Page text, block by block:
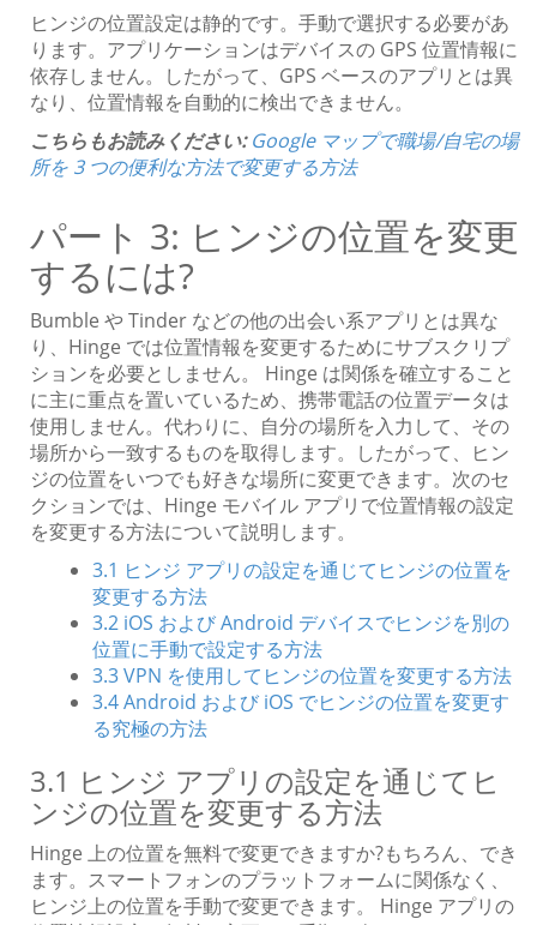
ヒンジの位置設定は静的です。手動で選択する必要があ
ります。アプリケーションはデバイスの GPS 位置情報に
依存しません。したがって、GPS ベースのアプリとは異
なり、位置情報を自動的に検出できません。
こちらもお読みください: Google マップで職場/自宅の場
所を 3 つの便利な方法で変更する方法
パート 3: ヒンジの位置を変更
するには?
Bumble や Tinder などの他の出会い系アプリとは異な
り、Hinge では位置情報を変更するためにサブスクリプ
ションを必要としません。 Hinge は関係を確立すること
に主に重点を置いているため、携帯電話の位置データは
使用しません。代わりに、自分の場所を入力して、その
場所から一致するものを取得します。したがって、ヒン
ジの位置をいつでも好きな場所に変更できます。次のセ
クションでは、Hinge モバイル アプリで位置情報の設定
を変更する方法について説明します。
3.1 ヒンジ アプリの設定を通じてヒンジの位置を
変更する方法
3.2 iOS および Android デバイスでヒンジを別の
位置に手動で設定する方法
3.3 VPN を使用してヒンジの位置を変更する方法
3.4 Android および iOS でヒンジの位置を変更す
る究極の方法
3.1 ヒンジ アプリの設定を通じてヒ
ンジの位置を変更する方法
Hinge 上の位置を無料で変更できますか?もちろん、でき
ます。スマートフォンのプラットフォームに関係なく、
ヒンジ上の位置を手動で変更できます。 Hinge アプリの